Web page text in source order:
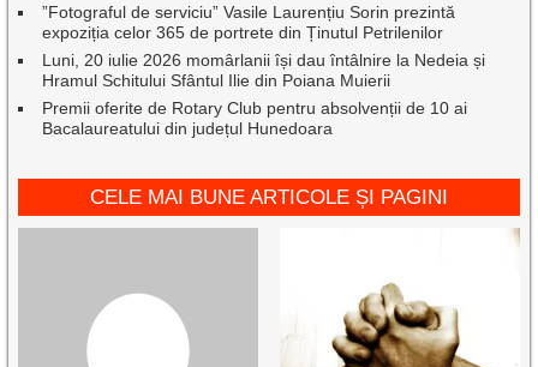
”Fotograful de serviciu” Vasile Laurențiu Sorin prezintă
expoziția celor 365 de portrete din Ținutul Petrilenilor
Luni, 20 iulie 2026 momârlanii își dau întâlnire la Nedeia și
Hramul Schitului Sfântul Ilie din Poiana Muierii
Premii oferite de Rotary Club pentru absolvenții de 10 ai
Bacalaureatului din județul Hunedoara
CELE MAI BUNE ARTICOLE ȘI PAGINI